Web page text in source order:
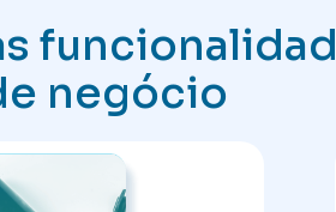
negócio